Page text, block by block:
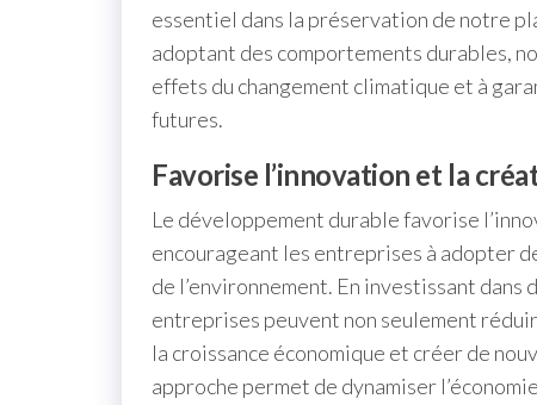
essentiel dans la préservation de notre
adoptant des comportements durables,
effets du changement climatique et à
futures.
Favorise l’innovation et la
Le développement durable favorise
encourageant les entreprises à adopter
de l’environnement. En investissant
entreprises peuvent non seulement
la croissance économique et créer de
approche permet de dynamiser